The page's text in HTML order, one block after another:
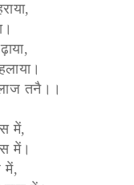
तनै।।
में,
में।
में,